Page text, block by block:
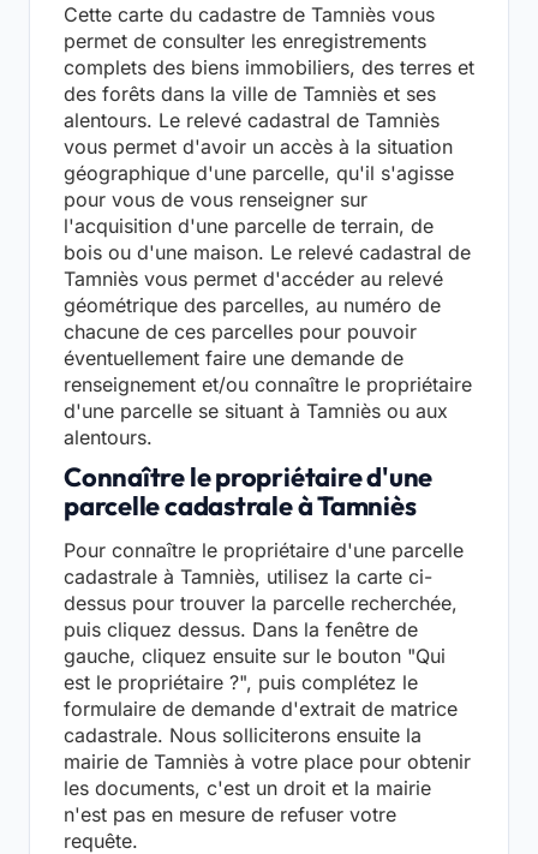
Cette carte du cadastre de Tamniès vous
permet de consulter les enregistrements
complets des biens immobiliers, des terres et
des forêts dans la ville de Tamniès et ses
alentours. Le relevé cadastral de Tamniès
vous permet d'avoir un accès à la situation
géographique d'une parcelle, qu'il s'agisse
pour vous de vous renseigner sur
l'acquisition d'une parcelle de terrain, de
bois ou d'une maison. Le relevé cadastral de
Tamniès vous permet d'accéder au relevé
géométrique des parcelles, au numéro de
chacune de ces parcelles pour pouvoir
éventuellement faire une demande de
renseignement et/ou connaître le propriétaire
d'une parcelle se situant à Tamniès ou aux
alentours.
Connaître le propriétaire d'une
parcelle cadastrale à Tamniès
Pour connaître le propriétaire d'une parcelle
cadastrale à Tamniès, utilisez la carte ci-
dessus pour trouver la parcelle recherchée,
puis cliquez dessus. Dans la fenêtre de
gauche, cliquez ensuite sur le bouton "Qui
est le propriétaire ?", puis complétez le
formulaire de demande d'extrait de matrice
cadastrale. Nous solliciterons ensuite la
mairie de Tamniès à votre place pour obtenir
les documents, c'est un droit et la mairie
n'est pas en mesure de refuser votre
requête.